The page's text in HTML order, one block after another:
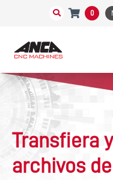
0
Transfiera
archivos